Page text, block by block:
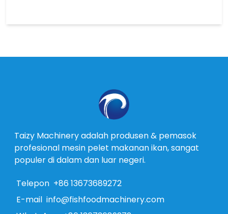
Taizy Machinery adalah produsen & pemasok
profesional mesin pelet makanan ikan, sangat
populer di dalam dan luar negeri.
Telepon +86 13673689272
E-mail info@fishfoodmachinery.com